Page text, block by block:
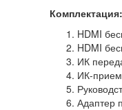
HDMI
HDMI
ИК
ИК-
Адаптер